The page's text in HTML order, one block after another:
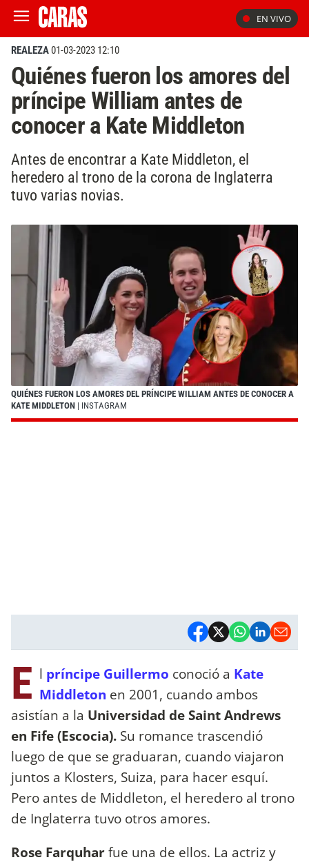
EN VIVO
REALEZA01-03-2023 12:10
Quiénes fueron los amores del
príncipe William antes de
conocer a Kate Middleton
Antes de encontrar a Kate Middleton, el
heredero al trono de la corona de Inglaterra
tuvo varias novias.
QUIÉNES FUERON LOS AMORES DEL PRÍNCIPE WILLIAM ANTES DE CONOCER A
KATE MIDDLETON | INSTAGRAM
E l príncipe Guillermo conoció a Kate
Middleton en 2001, cuando ambos
asistían a la Universidad de Saint Andrews
en Fife (Escocia). Su romance trascendió
luego de que se graduaran, cuando viajaron
juntos a Klosters, Suiza, para hacer esquí.
Pero antes de Middleton, el heredero al trono
de Inglaterra tuvo otros amores.
Rose Farquharfue una de ellos. La actriz y